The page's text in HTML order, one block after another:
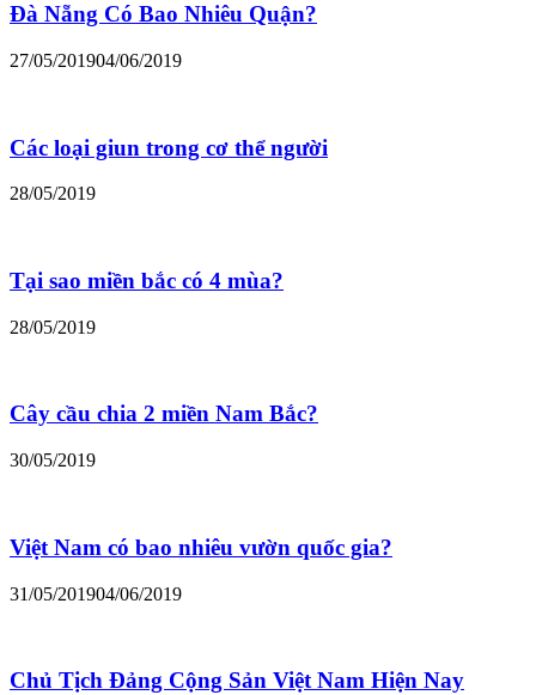
Đà Nẵng Có Bao Nhiêu Quận?
27/05/201904/06/2019
Các loại giun trong cơ thể người
28/05/2019
Tại sao miền bắc có 4 mùa?
28/05/2019
Cây cầu chia 2 miền Nam Bắc?
30/05/2019
Việt Nam có bao nhiêu vườn quốc gia?
31/05/201904/06/2019
Chủ Tịch Đảng Cộng Sản Việt Nam Hiện Nay